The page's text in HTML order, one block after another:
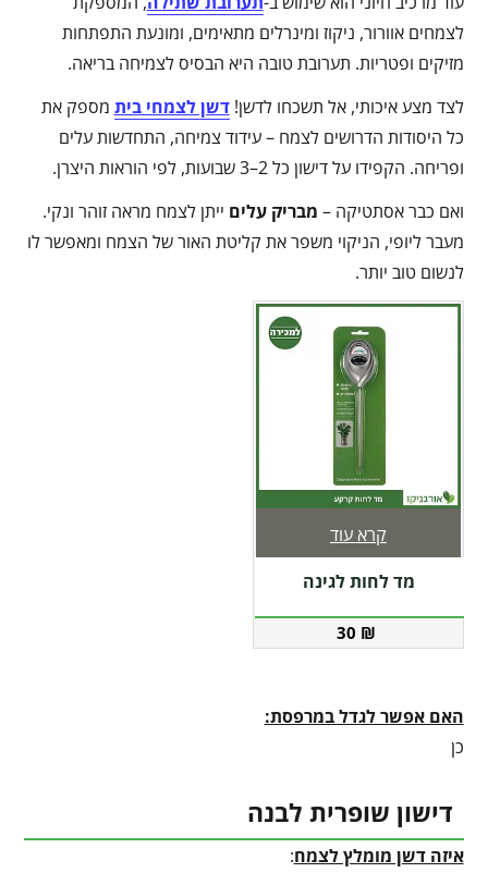
לצמחים אוורור, ניקוז ומינרלים מתאימים, ומונעת התפתחות
מזיקים ופטריות. תערובת טובה היא הבסיס לצמיחה בריאה.
לצד מצע איכותי, אל תשכחו לדשן!דשן לצמחי בית מספק את
כל היסודות הדרושים לצמח – עידוד צמיחה, התחדשות עלים
ופריחה. הקפידו על דישון כל 2–3 שבועות, לפי הוראות היצרן.
ואם כבר אסתטיקה – מבריק עלים ייתן לצמח מראה זוהר ונקי.
מעבר ליופי, הניקוי משפר את קליטת האור של הצמח ומאפשר לו
לנשום טוב יותר.
מד לחות לגינה
30 ₪
קרא עוד
האם אפשר לגדל במרפסת:
כן
דישון שופרית לבנה
איזה דשן מומלץ לצמח: